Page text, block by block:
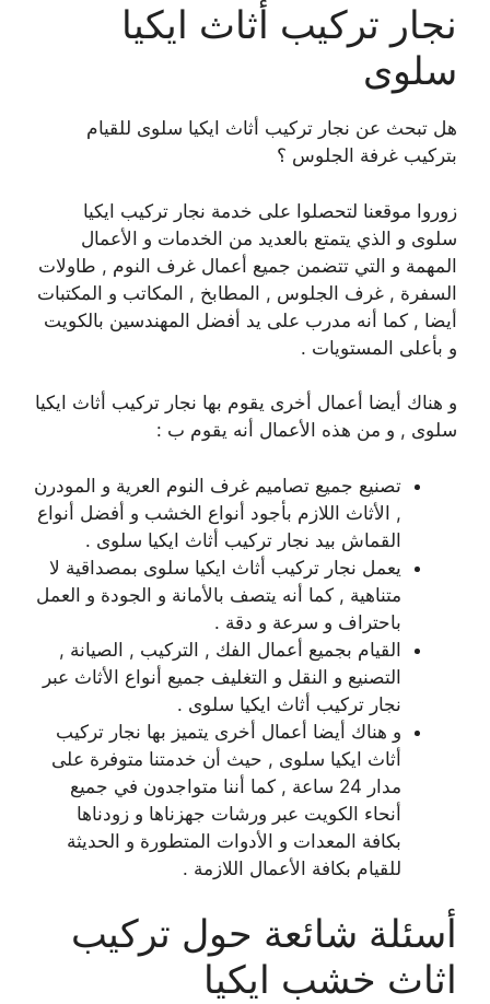
نجار تركيب أثاث ايكيا
سلوى
هل تبحث عن نجار تركيب أثاث ايكيا سلوى للقيام
بتركيب غرفة الجلوس ؟
زوروا موقعنا لتحصلوا على خدمة نجار تركيب ايكيا
سلوى و الذي يتمتع بالعديد من الخدمات و الأعمال
المهمة و التي تتضمن جميع أعمال غرف النوم , طاولات
السفرة , غرف الجلوس , المطابخ , المكاتب و المكتبات
أيضا , كما أنه مدرب على يد أفضل المهندسين بالكويت
و بأعلى المستويات .
و هناك أيضا أعمال أخرى يقوم بها نجار تركيب أثاث ايكيا
سلوى , و من هذه الأعمال أنه يقوم ب :
تصنيع جميع تصاميم غرف النوم العرية و المودرن
, الأثاث اللازم بأجود أنواع الخشب و أفضل أنواع
القماش بيد نجار تركيب أثاث ايكيا سلوى .
يعمل نجار تركيب أثاث ايكيا سلوى بمصداقية لا
متناهية , كما أنه يتصف بالأمانة و الجودة و العمل
باحتراف و سرعة و دقة .
القيام بجميع أعمال الفك , التركيب , الصيانة ,
التصنيع و النقل و التغليف جميع أنواع الأثاث عبر
نجار تركيب أثاث ايكيا سلوى .
و هناك أيضا أعمال أخرى يتميز بها نجار تركيب
أثاث ايكيا سلوى , حيث أن خدمتنا متوفرة على
مدار 24 ساعة , كما أننا متواجدون في جميع
أنحاء الكويت عبر ورشات جهزناها و زودناها
بكافة المعدات و الأدوات المتطورة و الحديثة
للقيام بكافة الأعمال اللازمة .
أسئلة شائعة حول تركيب
اثاث خشب ايكيا